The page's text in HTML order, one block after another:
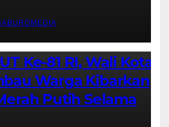
& PEMERINTAHAN
Ke-81 RI, Wali Kota
Warga Kibarkan
Putih Selama